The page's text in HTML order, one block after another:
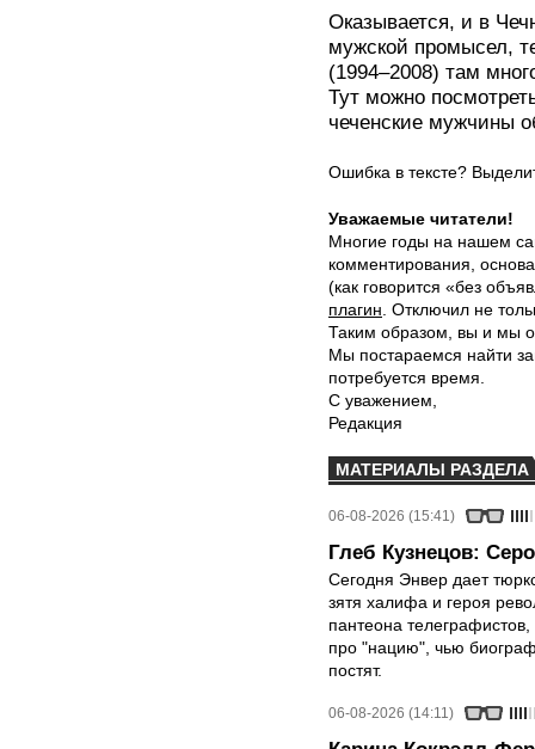
Оказывается, и в
мужской промысел,
(1994–2008) там
Тут можно
чеченские мужчины
Ошибка в тексте?
Уважаемые читатели!
Многие годы на нашем
комментирования,
(как говорится «без
плагин . Отключил не
Таким образом, вы и мы
Мы постараемся найти
потребуется время.
С уважением,
Редакция
МАТЕРИАЛЫ РАЗДЕЛА
06-08-2026 (15:41)
Глеб Кузнецов:
Сегодня Энвер дает
зятя халифа и героя
пантеона
про "нацию", чью
постят.
06-08-2026 (14:11)